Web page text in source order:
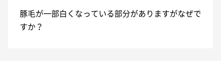
豚毛が一部白くなっている部分がありますがなぜで
すか？